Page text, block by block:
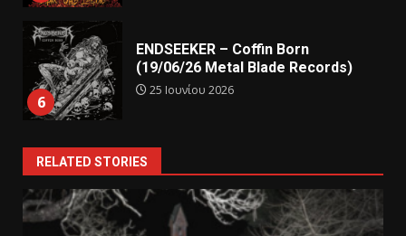
6
ENDSEEKER – Coffin Born
(19/06/26 Metal Blade Records)
25 Ιουνίου 2026
RELATED STORIES